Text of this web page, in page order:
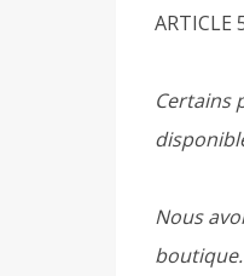
ARTICLE
Certains
Nous